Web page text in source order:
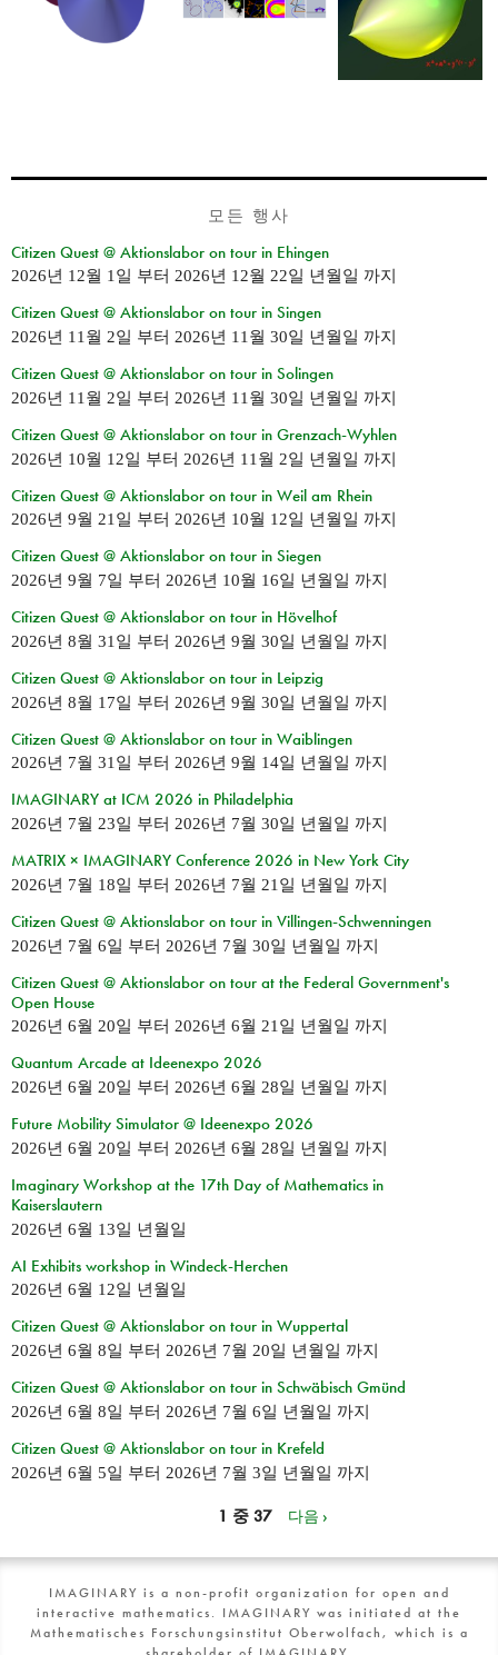
모든 행사
Citizen Quest @ Aktionslabor on tour in Ehingen
2026년 12월 1일 부터 2026년 12월 22일 년월일 까지
Citizen Quest @ Aktionslabor on tour in Singen
2026년 11월 2일 부터 2026년 11월 30일 년월일 까지
Citizen Quest @ Aktionslabor on tour in Solingen
2026년 11월 2일 부터 2026년 11월 30일 년월일 까지
Citizen Quest @ Aktionslabor on tour in Grenzach-Wyhlen
2026년 10월 12일 부터 2026년 11월 2일 년월일 까지
Citizen Quest @ Aktionslabor on tour in Weil am Rhein
2026년 9월 21일 부터 2026년 10월 12일 년월일 까지
Citizen Quest @ Aktionslabor on tour in Siegen
2026년 9월 7일 부터 2026년 10월 16일 년월일 까지
Citizen Quest @ Aktionslabor on tour in Hövelhof
2026년 8월 31일 부터 2026년 9월 30일 년월일 까지
Citizen Quest @ Aktionslabor on tour in Leipzig
2026년 8월 17일 부터 2026년 9월 30일 년월일 까지
Citizen Quest @ Aktionslabor on tour in Waiblingen
2026년 7월 31일 부터 2026년 9월 14일 년월일 까지
IMAGINARY at ICM 2026 in Philadelphia
2026년 7월 23일 부터 2026년 7월 30일 년월일 까지
MATRIX × IMAGINARY Conference 2026 in New York City
2026년 7월 18일 부터 2026년 7월 21일 년월일 까지
Citizen Quest @ Aktionslabor on tour in Villingen-Schwenningen
2026년 7월 6일 부터 2026년 7월 30일 년월일 까지
Citizen Quest @ Aktionslabor on tour at the Federal Government's
Open House
2026년 6월 20일 부터 2026년 6월 21일 년월일 까지
Quantum Arcade at Ideenexpo 2026
2026년 6월 20일 부터 2026년 6월 28일 년월일 까지
Future Mobility Simulator @ Ideenexpo 2026
2026년 6월 20일 부터 2026년 6월 28일 년월일 까지
Imaginary Workshop at the 17th Day of Mathematics in
Kaiserslautern
2026년 6월 13일 년월일
AI Exhibits workshop in Windeck-Herchen
2026년 6월 12일 년월일
Citizen Quest @ Aktionslabor on tour in Wuppertal
2026년 6월 8일 부터 2026년 7월 20일 년월일 까지
Citizen Quest @ Aktionslabor on tour in Schwäbisch Gmünd
2026년 6월 8일 부터 2026년 7월 6일 년월일 까지
Citizen Quest @ Aktionslabor on tour in Krefeld
2026년 6월 5일 부터 2026년 7월 3일 년월일 까지
1 중 37 다음 ›
IMAGINARY is a non-profit organization for open and
interactive mathematics. IMAGINARY was initiated at the
Mathematisches Forschungsinstitut Oberwolfach, which is a